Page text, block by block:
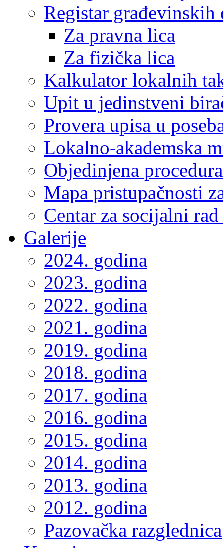
Registar građevinskih
Za pravna lica
Za fizička lica
Kalkulator lokalnih
Upit u jedinstveni
Provera upisa u
Lokalno-akademska
Objedinjena procedura
Mapa pristupačnosti
Centar za socijalni
Galerije
2024. godina
2023. godina
2022. godina
2021. godina
2019. godina
2018. godina
2017. godina
2016. godina
2015. godina
2014. godina
2013. godina
2012. godina
Pazovačka razglednica